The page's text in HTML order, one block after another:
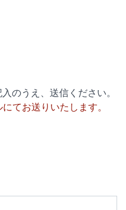
のうえ、送信ください。
てお送りいたします。